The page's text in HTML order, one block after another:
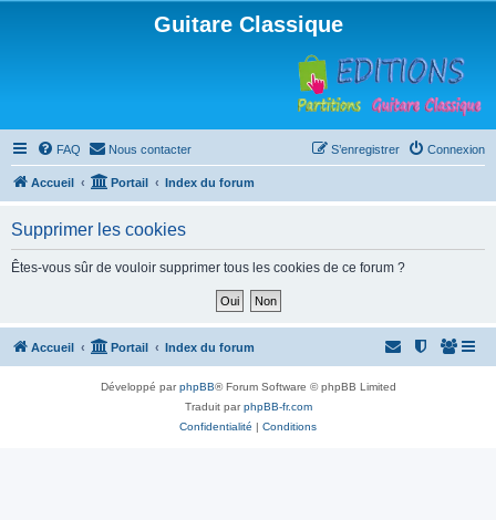
Guitare Classique
FAQ Nous contacter Connexion
S’enregistrer
Accueil Portail Index du forum
Supprimer les cookies
Êtes-vous sûr de vouloir supprimer tous les cookies de ce forum ?
Accueil Portail Index du forum
Développé parphpBB® Forum Software © phpBB Limited
Traduit parphpBB-fr.com
Confidentialité | Conditions